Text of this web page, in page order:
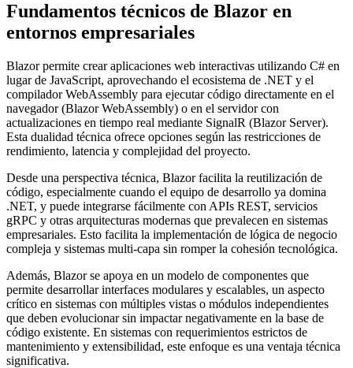
Fundamentos técnicos de Blazor en
entornos empresariales
Blazor permite crear aplicaciones web interactivas utilizando C# en
lugar de JavaScript, aprovechando el ecosistema de .NET y el
compilador WebAssembly para ejecutar código directamente en el
navegador (Blazor WebAssembly) o en el servidor con
actualizaciones en tiempo real mediante SignalR (Blazor Server).
Esta dualidad técnica ofrece opciones según las restricciones de
rendimiento, latencia y complejidad del proyecto.
Desde una perspectiva técnica, Blazor facilita la reutilización de
código, especialmente cuando el equipo de desarrollo ya domina
.NET, y puede integrarse fácilmente con APIs REST, servicios
gRPC y otras arquitecturas modernas que prevalecen en sistemas
empresariales. Esto facilita la implementación de lógica de negocio
compleja y sistemas multi-capa sin romper la cohesión tecnológica.
Además, Blazor se apoya en un modelo de componentes que
permite desarrollar interfaces modulares y escalables, un aspecto
crítico en sistemas con múltiples vistas o módulos independientes
que deben evolucionar sin impactar negativamente en la base de
código existente. En sistemas con requerimientos estrictos de
mantenimiento y extensibilidad, este enfoque es una ventaja técnica
significativa.